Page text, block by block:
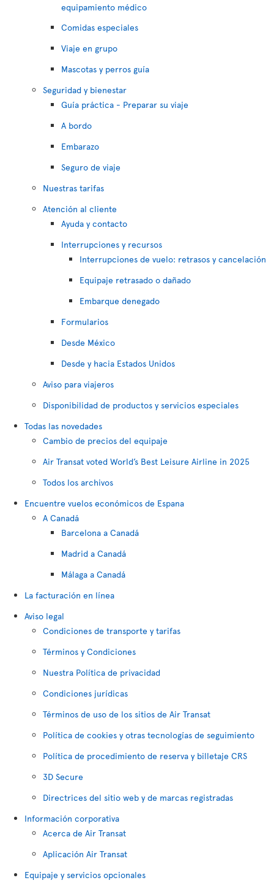
equipamiento médico
Comidas especiales
Viaje en grupo
Mascotas y perros guía
Seguridad y bienestar
Guía práctica - Preparar su viaje
A bordo
Embarazo
Seguro de viaje
Nuestras tarifas
Atención al cliente
Ayuda y contacto
Interrupciones y recursos
Interrupciones de vuelo: retrasos y cancelación
Equipaje retrasado o dañado
Embarque denegado
Formularios
Desde México
Desde y hacia Estados Unidos
Aviso para viajeros
Disponibilidad de productos y servicios especiales
Todas las novedades
Cambio de precios del equipaje
Air Transat voted World’s Best Leisure Airline in 2025
Todos los archivos
Encuentre vuelos económicos de Espana
A Canadá
Barcelona a Canadá
Madrid a Canadá
Málaga a Canadá
La facturación en línea
Aviso legal
Condiciones de transporte y tarifas
Términos y Condiciones
Nuestra Política de privacidad
Condiciones jurídicas
Términos de uso de los sitios de Air Transat
Política de cookies y otras tecnologías de seguimiento
Política de procedimiento de reserva y billetaje CRS
3D Secure
Directrices del sitio web y de marcas registradas
Información corporativa
Acerca de Air Transat
Aplicación Air Transat
Equipaje y servicios opcionales